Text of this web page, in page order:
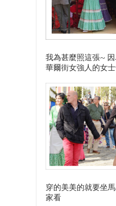
我為甚麼照這張~
華爾街女強人的女
穿的美美的就要坐
家看